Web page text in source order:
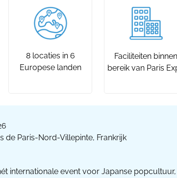
8 locaties in 6
Europese landen
Faciliteiten binnen
bereik van Paris
de Paris-Nord-Villepinte, Frankrijk
internationale event voor Japanse popcultuur,